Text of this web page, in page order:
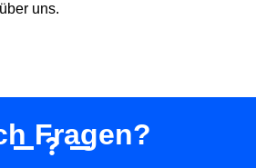
uns.
Fragen?